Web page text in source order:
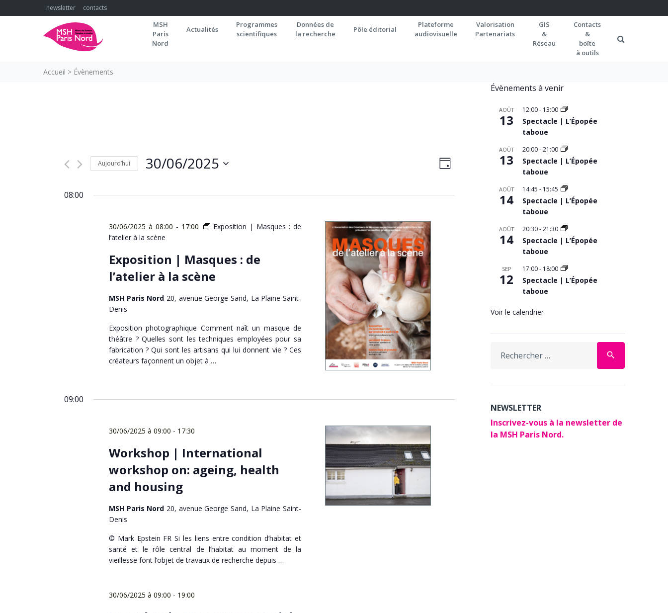
to
newsletter contacts
MSH
Paris
Nord
Actualités
Programmes
scientifiques
Données de
la recherche
Pôle éditorial
Plateforme
audiovisuelle
Valorisation
Partenariats
GIS
&
Réseau
Contacts
&
boîte
à outils
Accueil > Évènements
NAVIGATION
CONSULTATIONS
Navigation
Évènement
JOUR
Aujourd’hui 30/06/2025
08:00
30/06/2025 à 08:00 - 17:00
Exposition | Masques : de
l’atelier à la scène
Exposition | Masques : de
l’atelier à la scène
MSH Paris Nord 20, avenue George Sand, La Plaine Saint-
Denis
Exposition photographique Comment naît un masque de
théâtre ? Quelles sont les techniques employées pour sa
fabrication ? Qui sont les artisans qui lui donnent vie ? Ces
créateurs façonnent un objet à …
09:00
30/06/2025 à 09:00 - 17:30
Workshop | International
workshop on: ageing, health
and housing
MSH Paris Nord 20, avenue George Sand, La Plaine Saint-
Denis
© Mark Epstein FR Si les liens entre condition d’habitat et
santé et le rôle central de l’habitat au moment de la
vieillesse font l’objet de travaux de recherche depuis …
30/06/2025 à 09:00 - 19:00
Évènements à venir
AOÛT
13
12:00- 13:00
Spectacle | L’Épopée
taboue
AOÛT
13
20:00-21:00
Spectacle | L’Épopée
taboue
AOÛT
14
14:45 - 15:45
Spectacle | L’Épopée
taboue
AOÛT
14
20:30-21:30
Spectacle | L’Épopée
taboue
SEP
12
17:00- 18:00
Spectacle | L’Épopée
taboue
Voir le calendrier
for:
search
NEWSLETTER
Inscrivez-vous à la newsletter de
la MSH Paris Nord.